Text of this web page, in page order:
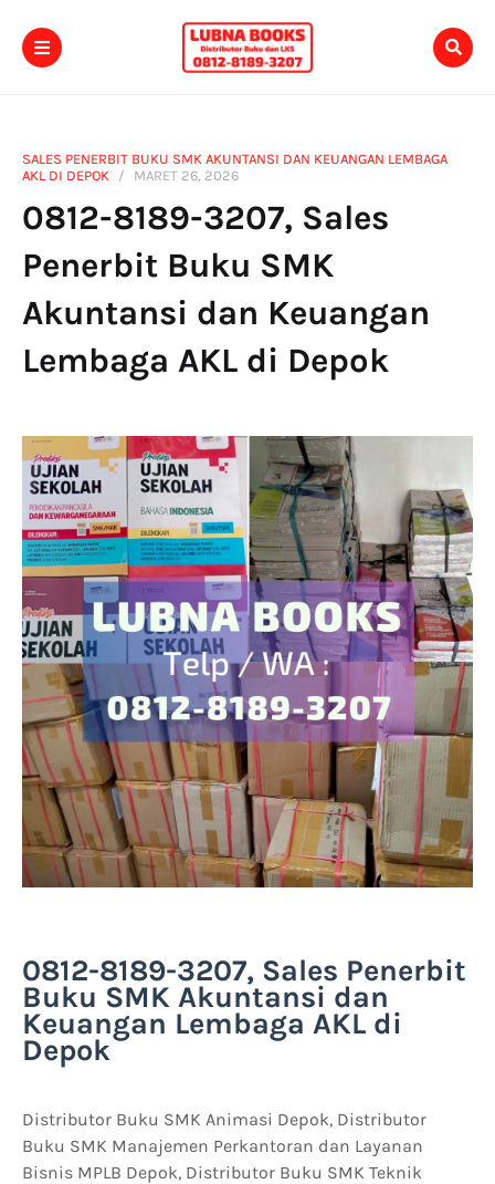
SALES PENERBIT BUKU SMK AKUNTANSI DAN KEUANGAN LEMBAGA
AKL DI DEPOK
MARET 26, 2026
0812-8189-3207, Sales
Penerbit Buku SMK
Akuntansi dan Keuangan
Lembaga AKL di Depok
0812-8189-3207, Sales Penerbit
Buku SMK Akuntansi dan
Keuangan Lembaga AKL di
Depok
Distributor Buku SMK Animasi Depok, Distributor
Buku SMK Manajemen Perkantoran dan Layanan
Bisnis MPLB Depok, Distributor Buku SMK Teknik